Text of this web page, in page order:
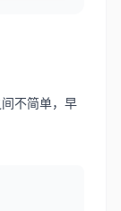
不简单，早